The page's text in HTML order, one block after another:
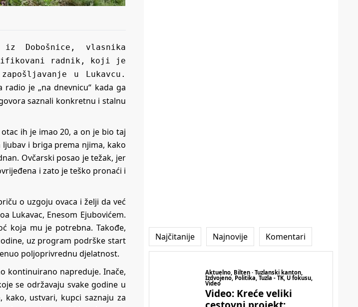
Dobošnice, vlasnika
radnik, koji je
u Lukavcu.
je „na dnevnicu“ kada ga
saznali konkretnu i stalnu
ih je imao 20, a on je bio taj
i briga prema njima, kako
Ovčarski posao je težak, jer
i zato je teško pronaći i
o uzgoju ovaca i želji da već
Lukavac, Enesom Ejubovićem.
koja mu je potrebna. Takođe,
uz program podrške start
poljoprivrednu djelatnost.
kontinuirano napreduje. Inače,
se održavaju svake godine u
ustvari, kupci saznaju za
Najčitanije Najnovije Komentari